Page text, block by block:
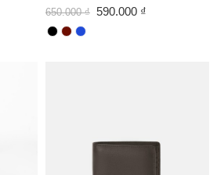
650.000₫ 590.000 ₫